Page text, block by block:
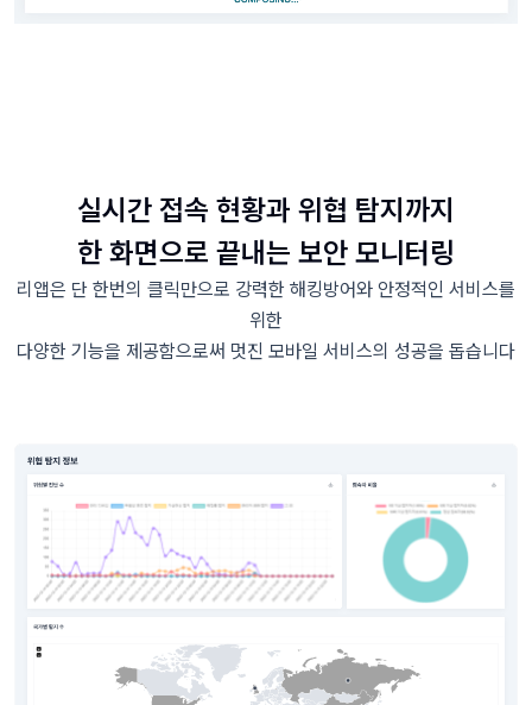
실시간 접속 현황과 위협 탐지까지
한 화면으로 끝내는 보안 모니터링
리앱은 단 한번의 클릭만으로 강력한 해킹방어와 안정적인 서비스를
위한
다양한 기능을 제공함으로써 멋진 모바일 서비스의 성공을 돕습니다